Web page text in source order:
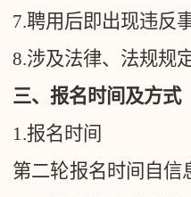
7.聘用后即出现违反
8.涉及法律、法规规
三、报名时间及方式
1.报名时间
第二轮报名时间自信